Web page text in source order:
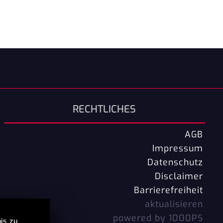
RECHTLICHES
AGB
Impressum
Datenschutz
Disclaimer
Barrierefreiheit
aktualisieren
powered by 1000PS